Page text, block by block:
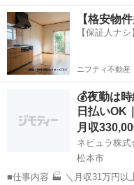
岐阜東濃地区（中津川・恵那
だけ！入社祝い金5万円支給💰 すぐ働きたい方にピッタリ✨ ✅日給
11,0...
長野 松本市 その他
【格安物
【保証人ナ
ニフティ不動産
💰夜勤は
日払いOK
月収
ネビュラ株式
松本市
■仕事内容 🏭 ＼月収31万円以